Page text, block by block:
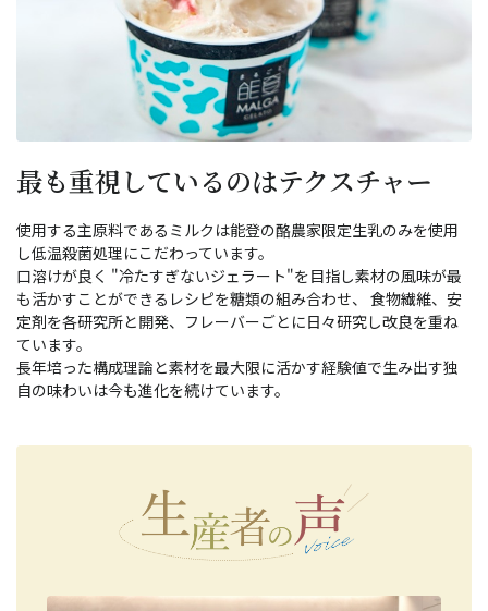
最も重視しているのはテクスチャー
使用する主原料であるミルクは能登の酪農家限定生乳のみを使用
し低温殺菌処理にこだわっています。
口溶けが良く "冷たすぎないジェラート"を目指し素材の風味が最
も活かすことができるレシピを糖類の組み合わせ、 食物繊維、安
定剤を各研究所と開発、フレーバーごとに日々研究し改良を重ね
ています。
長年培った構成理論と素材を最大限に活かす経験値で生み出す独
自の味わいは今も進化を続けています。